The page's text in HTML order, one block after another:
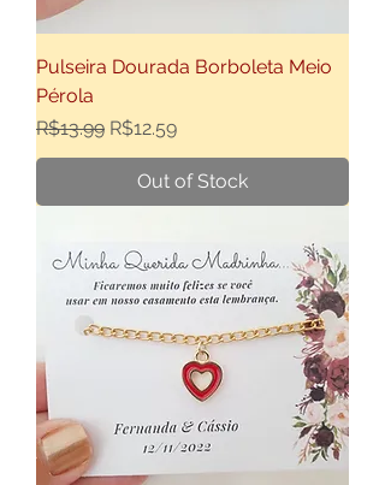
Pulseira Dourada Borboleta Meio
Pérola
Regular Price
R$13.99 Sale Price
R$12.59
Out of Stock